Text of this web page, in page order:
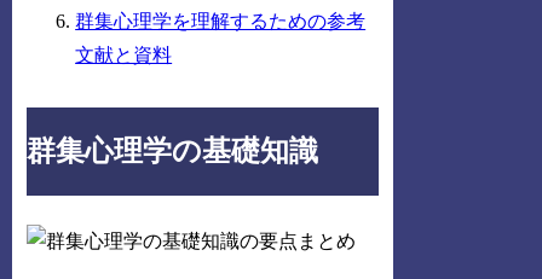
群集心理学を理解するための参考
文献と資料
群集心理学の基礎知識